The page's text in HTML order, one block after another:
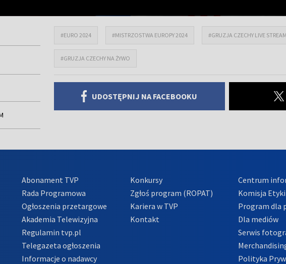
#EURO 2024 #MISTRZOSTWA EUROPY 2024 #GRUZJA CZECHY LIVE STREAM
#GRUZJA CZECHY NA ŻYWO
UDOSTĘPNIJ NA FACEBOOKU
Abonament TVP
Rada Programowa
Ogłoszenia przetargowe
Akademia Telewizyjna
Regulamin tvp.pl
Telegazeta ogłoszenia
Informacje o nadawcy
Konkursy
Zgłoś program (ROPAT)
Kariera w TVP
Kontakt
Centrum
Komisja Etyki
Program dla
Dla mediów
Serwis
Polityka